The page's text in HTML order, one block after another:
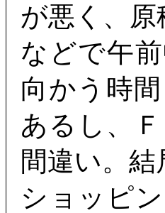
が悪く、
などで午
向かう時
あるし、
間違い。
ショッピ